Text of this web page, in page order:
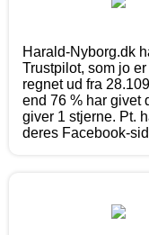
Harald-Nyborg.dk
Trustpilot, som jo
regnet ud fra
end 76 % har givet
giver 1 stjerne. Pt.
deres Facebook-